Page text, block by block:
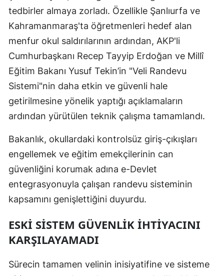
tedbirler almaya zorladı. Özellikle Şanlıurfa ve
Kahramanmaraş'ta öğretmenleri hedef alan
menfur okul saldırılarının ardından, AKP'li
Cumhurbaşkanı Recep Tayyip Erdoğan ve Millî
Eğitim Bakanı Yusuf Tekin’in "Veli Randevu
Sistemi"nin daha etkin ve güvenli hale
getirilmesine yönelik yaptığı açıklamaların
ardından yürütülen teknik çalışma tamamlandı.
Bakanlık, okullardaki kontrolsüz giriş-çıkışları
engellemek ve eğitim emekçilerinin can
güvenliğini korumak adına e-Devlet
entegrasyonuyla çalışan randevu sisteminin
kapsamını genişlettiğini duyurdu.
ESKİ SİSTEM GÜVENLİK İHTİYACINI
KARŞILAYAMADI
Sürecin tamamen velinin inisiyatifine ve sisteme